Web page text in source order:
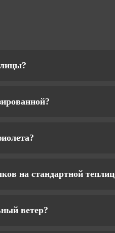
на стандартной
ветер?